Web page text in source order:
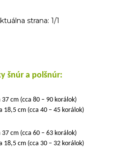
strana: 1/1
šnúr a polšnúr:
37 cm (cca 80 – 90 korálok)
18,5 cm (cca 40 – 45 korálok)
37 cm (cca 60 – 63 korálok)
18,5 cm (cca 30 – 32 korálok)